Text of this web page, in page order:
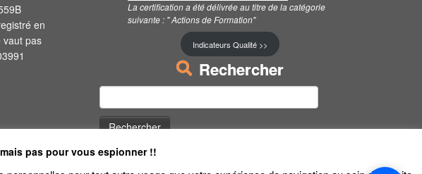
en
vaut pas
La certification a été délivrée au titre de la catégorie
suivante : " Actions de Formation"
Indicateurs Qualité >>
Rechercher
pas pour vous espionner !!